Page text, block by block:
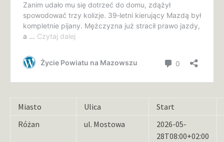
Miasto Ulica
Start
Różan
ul. Mostowa
2026-05-
28T08:00+02:00